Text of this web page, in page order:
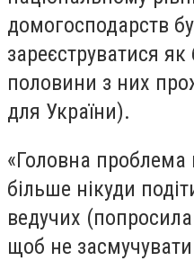
домогосподарств
зареєструватися
половини з них
для України).
«Головна проблема
більше нікуди
ведучих (попросила
щоб не